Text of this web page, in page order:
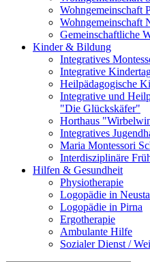
Wohngemeinschaft
Wohngemeinschaft
Gemeinschaftliche
Kinder & Bildung
Integratives
Integrative
Heilpädagogische
Integrative und
"Die Glückskäfer"
Horthaus
Integratives
Maria Montessori
Interdisziplinäre
Hilfen & Gesundheit
Physiotherapie
Logopädie in
Logopädie in Pirna
Ergotherapie
Ambulante Hilfe
Sozialer Dienst /